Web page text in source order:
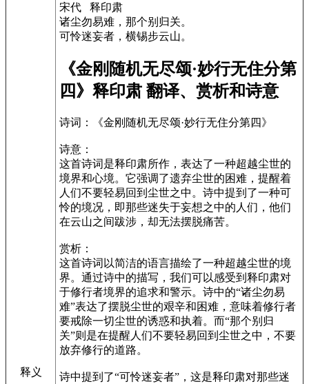
释义
宋代 释印肃
诸尘勿易难，那个别归关。
可怜迷妄者，横锡步云山。
《金刚随机无尽颂·妙行无住分第
四》释印肃 翻译、赏析和诗意
诗词：《金刚随机无尽颂·妙行无住分第四》
诗意：
这首诗词是释印肃所作，表达了一种超越尘世的
境界和心境。它强调了遗弃尘世的困难，提醒着
人们不要轻易回到尘世之中。诗中提到了一种可
怜的境况，即那些迷失于妄想之中的人们，他们
在云山之间跋涉，却无法摆脱痛苦。
赏析：
这首诗词以简洁的语言描绘了一种超越尘世的境
界。通过诗中的描写，我们可以感受到释印肃对
于修行者境界的追求和警示。诗中的“诸尘勿易
难”表达了摆脱尘世的艰辛和困难，意味着修行者
要戒除一切尘世的诱惑和执着。而“那个别归
关”则是在提醒人们不要轻易回到尘世之中，不要
放弃修行的道路。
诗中提到了“可怜迷妄者”，这是释印肃对那些迷